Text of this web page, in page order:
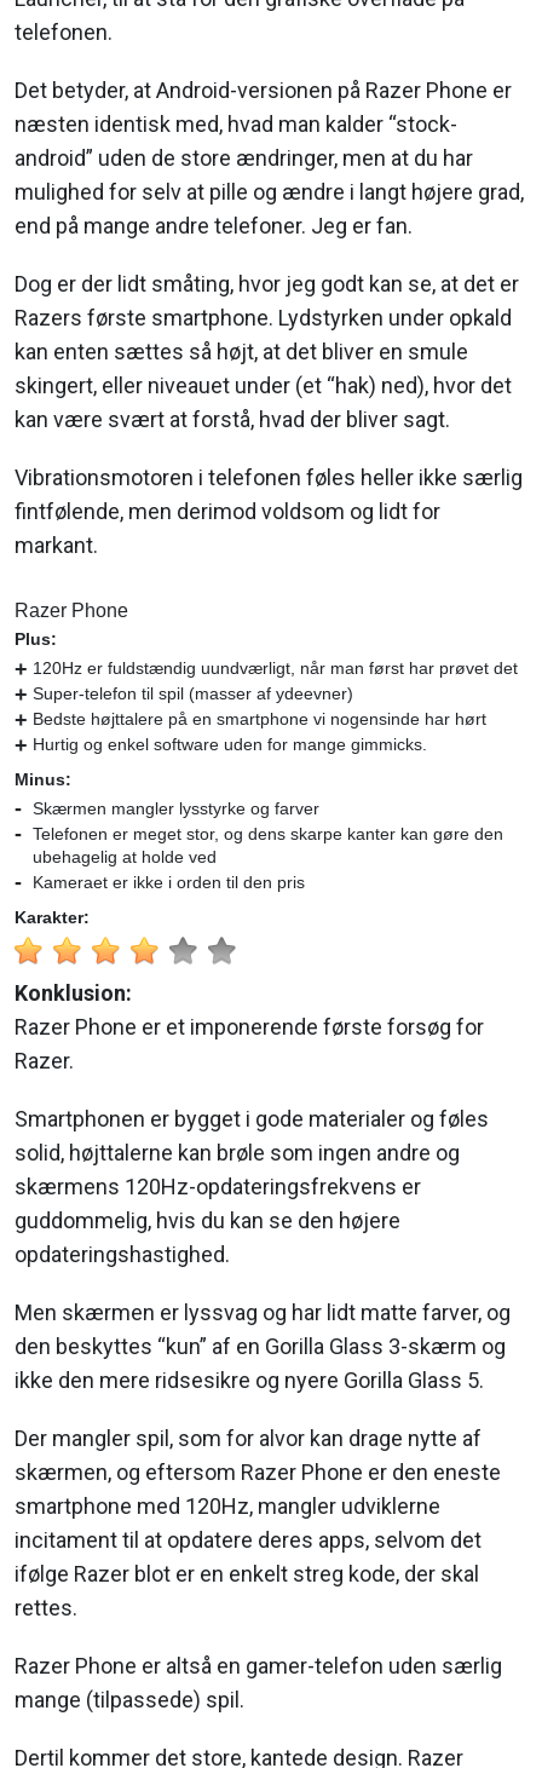
telefonen.
Det betyder, at Android-versionen på Razer Phone er
næsten identisk med, hvad man kalder “stock-
android” uden de store ændringer, men at du har
mulighed for selv at pille og ændre i langt højere grad,
end på mange andre telefoner. Jeg er fan.
Dog er der lidt småting, hvor jeg godt kan se, at det er
Razers første smartphone. Lydstyrken under opkald
kan enten sættes så højt, at det bliver en smule
skingert, eller niveauet under (et “hak) ned), hvor det
kan være svært at forstå, hvad der bliver sagt.
Vibrationsmotoren i telefonen føles heller ikke særlig
fintfølende, men derimod voldsom og lidt for
markant.
Razer Phone
Plus:
120Hz er fuldstændig uundværligt, når man først har prøvet det
Super-telefon til spil (masser af ydeevner)
Bedste højttalere på en smartphone vi nogensinde har hørt
Hurtig og enkel software uden for mange gimmicks.
Minus:
Skærmen mangler lysstyrke og farver
Telefonen er meget stor, og dens skarpe kanter kan gøre den
ubehagelig at holde ved
Kameraet er ikke i orden til den pris
Karakter:
Konklusion:
Razer Phone er et imponerende første forsøg for
Razer.
Smartphonen er bygget i gode materialer og føles
solid, højttalerne kan brøle som ingen andre og
skærmens 120Hz-opdateringsfrekvens er
guddommelig, hvis du kan se den højere
opdateringshastighed.
Men skærmen er lyssvag og har lidt matte farver, og
den beskyttes “kun” af en Gorilla Glass 3-skærm og
ikke den mere ridsesikre og nyere Gorilla Glass 5.
Der mangler spil, som for alvor kan drage nytte af
skærmen, og eftersom Razer Phone er den eneste
smartphone med 120Hz, mangler udviklerne
incitament til at opdatere deres apps, selvom det
ifølge Razer blot er en enkelt streg kode, der skal
rettes.
Razer Phone er altså en gamer-telefon uden særlig
mange (tilpassede) spil.
Dertil kommer det store, kantede design. Razer